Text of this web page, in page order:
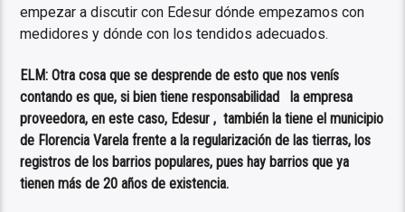
empezar a discutir con Edesur dónde empezamos con
medidores y dónde con los tendidos adecuados.
ELM: Otra cosa que se desprende de esto que nos venís
contando es que, si bien tiene responsabilidad la empresa
proveedora, en este caso, Edesur , también la tiene el municipio
de Florencia Varela frente a la regularización de las tierras, los
registros de los barrios populares, pues hay barrios que ya
tienen más de 20 años de existencia.